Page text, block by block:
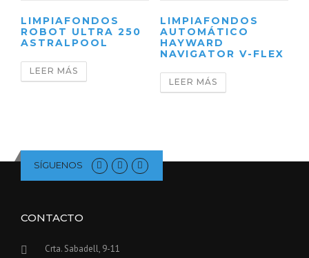
LIMPIAFONDOS
ROBOT ULTRA 250
ASTRALPOOL
LEER MÁS
LIMPIAFONDOS
AUTOMÁTICO
HAYWARD
NAVIGATOR V-FLEX
LEER MÁS
SÍGUENOS
CONTACTO
Crta. Sabadell, 9-11